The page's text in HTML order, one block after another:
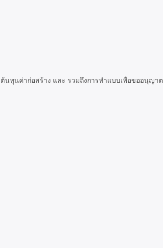
ทุนค่าก่อสร้าง และ รวมถึงการทำแบบเพื่อขออนุญาต